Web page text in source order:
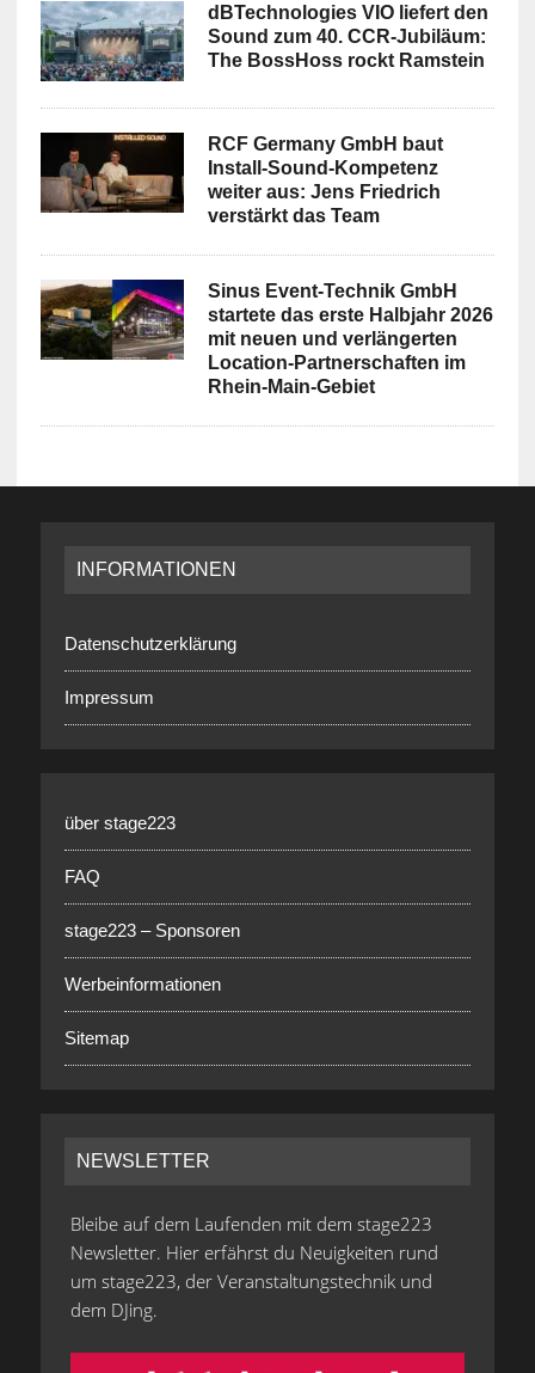
dBTechnologies VIO liefert den
Sound zum 40. CCR-Jubiläum:
The BossHoss rockt Ramstein
RCF Germany GmbH baut
Install-Sound-Kompetenz
weiter aus: Jens Friedrich
verstärkt das Team
Sinus Event-Technik GmbH
startete das erste Halbjahr 2026
mit neuen und verlängerten
Location-Partnerschaften im
Rhein-Main-Gebiet
INFORMATIONEN
Datenschutzerklärung
Impressum
über stage223
FAQ
stage223 – Sponsoren
Werbeinformationen
Sitemap
NEWSLETTER
Bleibe auf dem Laufenden mit dem stage223
Newsletter. Hier erfährst du Neuigkeiten rund
um stage223, der Veranstaltungstechnik und
dem DJing.